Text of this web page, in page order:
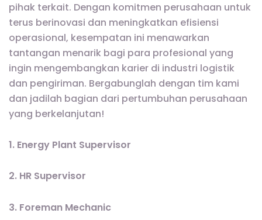
pihak terkait. Dengan komitmen perusahaan untuk
terus berinovasi dan meningkatkan efisiensi
operasional, kesempatan ini menawarkan
tantangan menarik bagi para profesional yang
ingin mengembangkan karier di industri logistik
dan pengiriman. Bergabunglah dengan tim kami
dan jadilah bagian dari pertumbuhan perusahaan
yang berkelanjutan!
1. Energy Plant Supervisor
2. HR Supervisor
3. Foreman Mechanic